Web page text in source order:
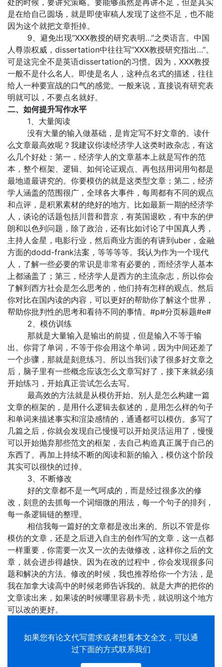
处的时候，要讲究策略。要能够虽然是再讲不足，但是其实
是在给自己圆场，就是即使审稿人发现了这些不足，也不能
因为这个就把文章拒掉。
9、避免出现“XXX教授的研究表明…”之类语言。中国
人尊崇权威，dissertation中往往写“XXX教授研究指出…”。
可是这完全不是英语dissertation的习惯。因为，XXX教授
一般不是什么名人。即使是名人，这种点名式的描述，往往
给人一种要宣战的口气的感觉。一般来说，直接说有研究表
明就可以，不要点名就好。
二、如何提升写作水平
1、大量阅读
没有大量的输入做基础，是肯定写不好文章的。读什
么文章最高效呢？我建议你读经济学人这类时政杂志，有这
么几个好处：第一，经济学人的文章基本上就是写作的范
本，整个框架、逻辑、如何论证观点、再包括用词用句都是
最地道最讲究的。你要模仿的就是这类型文章；第二，经济
学人涵盖的范围很广，全球各大事件，每周都有不同的观点
和点评，是积累素材的绝好的地方。比如最新一期的经济学
人，谈论的话题包括川普和普京，有英国退欧，有中东的伊
朗和以色列问题，除了政治，还有比如讨论了中国真人秀，
主持人金星，电影行业，然后商业方面的有讲到uber，金融
方面的dodd-frank法案，等等等等。我认为作为一个现代
人，了解一些必要的常识是非常有必要的，而经济学人基本
上都涵盖了；第三，经济学人是西方的主流杂志，所以你会
了解到西方社会是怎么思考的，他们持有怎样的观点。然后
你对比在国内读的内容，可以更好的帮助你了解这个世界，
帮助你批判性的思考和看待不同的事情。#p#分页标题#e#
2、模仿训练
那就是大量输入是输出的前提，但是输入不等于输
出。你背了单词，不等于你会用这个单词，因为中间还差了
一个步骤，那就是刻意练习。所以当我们读了很多好文章之
后，脑子里有一些概念应该怎么文章写好了，接下来就必须
开始练习，开始真正尝试怎么去写。
最高效的方法就是从模仿开始。别人是怎么构建一篇
文章的框架的，是用什么逻辑去叙述的，是用怎么样的句子
和单词来描述事实和渲染感情的，通通都可以模仿。多写了
几篇之后，你就会发现自己慢慢可以开始灵活运用了，慢慢
可以开始抛弃那些范文的框架，去自己构造真正属于自己的
东西了。再加上持续不断的阅读和新的输入，模仿这个阶段
其实可以很快的过掉。
3、不断修改
好的文章都不是一气呵成的，而是经过很多次的修
改，刻意的去抓每一个词细微的用法，每一个句子的排列，
每一条逻辑链的整理。
相信我每一篇好的文章都是改出来的。所以不管是你
模仿的文章，还是之后进入自主的创作写的文章，这一点都
一样重要，你需要一次又一次的去做修改，这样你之后的文
章，就会进步得越快。因为在改的过程中，你会发现很多问
题和解决的方法。修改的时候，我也推荐给你一个方法，是
我在加拿大读高中的时候老师告诉我的。就是大声的把你的
文章读出来，如果读的时候哪里容易卡壳，就说明这个地方
可以改的更好。
如果您有论文代写需求或者想看本文全文，可以通
过下面的方式联系我们